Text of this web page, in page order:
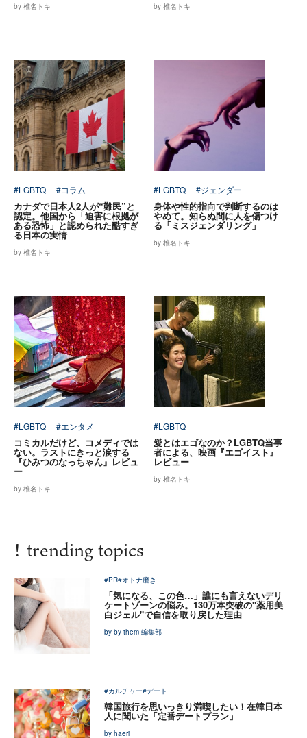
by 椎名トキ by 椎名トキ
#LGBTQ #コラム
カナダで日本人2人が“難民”と
認定。他国から「迫害に根拠が
ある恐怖」と認められた酷すぎ
る日本の実情
by 椎名トキ
#LGBTQ #ジェンダー
身体や性的指向で判断するのは
やめて。知らぬ間に人を傷つけ
る「ミスジェンダリング」
by 椎名トキ
#LGBTQ #エンタメ
コミカルだけど、コメディでは
ない。ラストにきっと涙する
『ひみつのなっちゃん』レビュ
ー
by 椎名トキ
#LGBTQ
愛とはエゴなのか？LGBTQ当事
者による、映画『エゴイスト』
レビュー
by 椎名トキ
! trending topics
#PR#オトナ磨き
「気になる、この色…」誰にも言えないデリ
ケートゾーンの悩み。130万本突破の"薬用美
白ジェル"で自信を取り戻した理由
by by them 編集部
#カルチャー#デート
韓国旅行を思いっきり満喫したい！在韓日本
人に聞いた「定番デートプラン」
by haeri